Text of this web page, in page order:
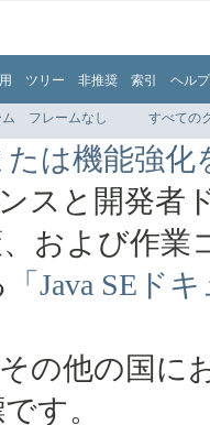
ツリー 非推奨 索引 ヘルプ
フレームなし すべての
は機能強化
スと開発者
および作
「Java SEド
の他の国に
す。